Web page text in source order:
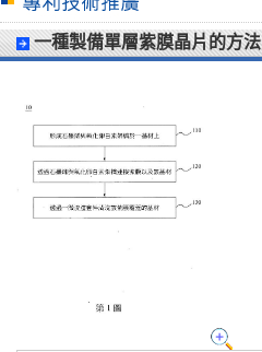
一種製備單層紫膜晶片的方法